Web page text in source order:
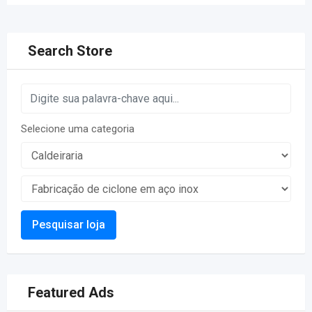
Search Store
Selecione uma categoria
Pesquisar loja
Featured Ads